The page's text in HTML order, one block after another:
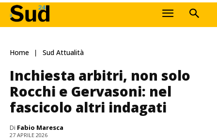
Home Sud Attualità
Inchiesta arbitri, non solo
Rocchi e Gervasoni: nel
fascicolo altri indagati
Di Fabio Maresca
27 APRILE 2026